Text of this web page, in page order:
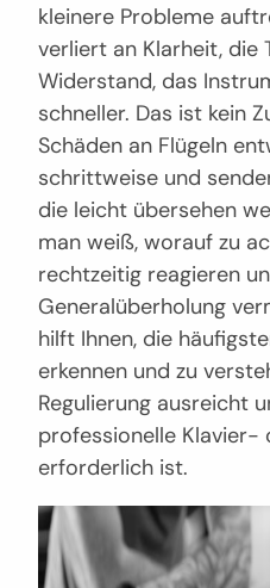
kleinere Probleme
verliert an Klarheit, die
Widerstand, das
schneller. Das ist kein
Schäden an Flügeln
schrittweise und
die leicht übersehen
man weiß, worauf zu
rechtzeitig reagieren
Generalüberholung
hilft Ihnen, die
erkennen und zu
Regulierung ausreicht
professionelle Klavier-
erforderlich ist.